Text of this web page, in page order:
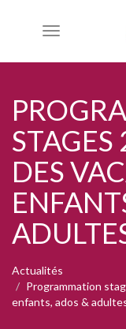
Toggle
DES
Actualités
Programmation
enfants, ados &